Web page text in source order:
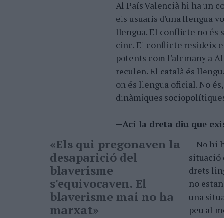
Al País Valencià hi ha un
els usuaris d'una llengua
llengua. El conflicte no és
cinc. El conflicte resideix
potents com l'alemany a
reculen. El català és
on és llengua oficial. No
dinàmiques
—Ací la dreta diu que
«Els qui pregonaven la
desaparició del
blaverisme
s'equivocaven. El
blaverisme mai no ha
marxat»
—No hi
situació
drets
no
una
peu al